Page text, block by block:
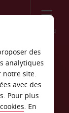
Menu
des
analytiques
notre site.
avec des
Pour plus
. En